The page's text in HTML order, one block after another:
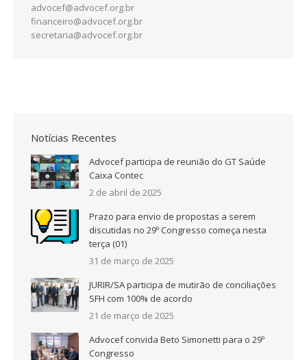
advocef@advocef.org.br
financeiro@advocef.org.br
secretaria@advocef.org.br
Notícias Recentes
Advocef participa de reunião do GT Saúde
Caixa Contec
2 de abril de 2025
Prazo para envio de propostas a serem
discutidas no 29º Congresso começa nesta
terça (01)
31 de março de 2025
JURIR/SA participa de mutirão de conciliações
SFH com 100% de acordo
21 de março de 2025
Advocef convida Beto Simonetti para o 29º
Congresso